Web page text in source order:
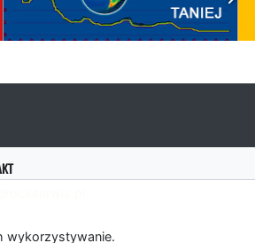
wykorzystywanie.